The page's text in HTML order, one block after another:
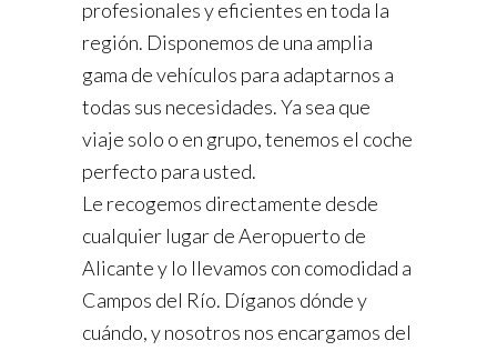
profesionales y eficientes en toda la
región. Disponemos de una amplia
gama de vehículos para adaptarnos a
todas sus necesidades. Ya sea que
viaje solo o en grupo, tenemos el coche
perfecto para usted.
Le recogemos directamente desde
cualquier lugar de Aeropuerto de
Alicante y lo llevamos con comodidad a
Campos del Río. Díganos dónde y
cuándo, y nosotros nos encargamos del